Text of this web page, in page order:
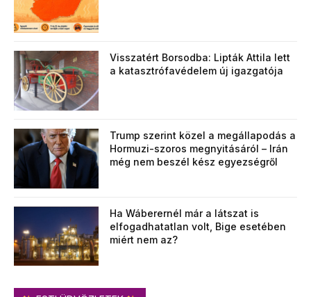
Visszatért Borsodba: Lipták Attila lett
a katasztrófavédelem új igazgatója
Trump szerint közel a megállapodás a
Hormuzi-szoros megnyitásáról – Irán
még nem beszél kész egyezségről
Ha Wáberernél már a látszat is
elfogadhatatlan volt, Bige esetében
miért nem az?